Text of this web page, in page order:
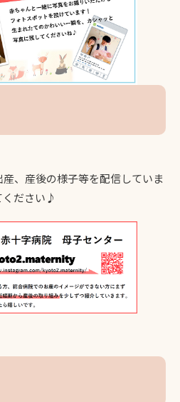
、産後の様子等を配信していま
ください♪